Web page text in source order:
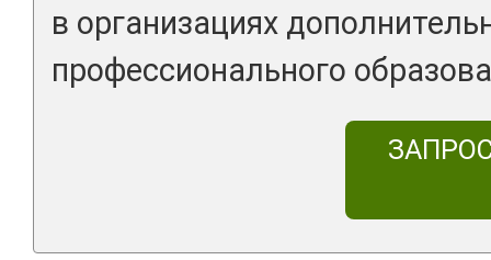
в организациях
профессионального